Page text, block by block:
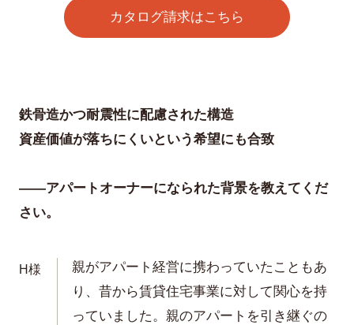
カタログ請求はこちら
鉄骨造かつ耐震性に配慮された構造
資産価値が落ちにくいという希望にも合致
——アパートオーナーになられた背景を教えてくだ
さい。
H様
親がアパート経営に携わっていたこともあ
り、昔から賃貸住宅事業に対して関心を持
っていました。親のアパートを引き継ぐの